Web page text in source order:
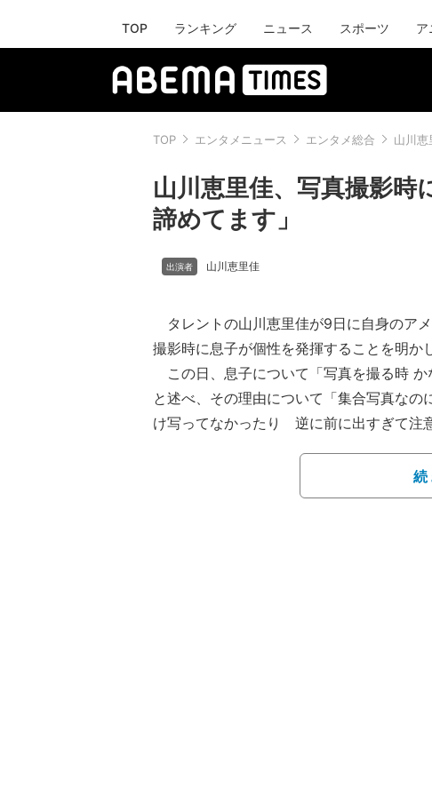
TOP ランキング ニュース スポーツ ア
TOP エンタメニュース エンタメ総合 山川恵
山川恵里佳、写真撮影時
諦めてます」
山川恵里佳
タレントの山川恵里佳が9日に自身のア
撮影時に息子が個性を発揮することを明か
この日、息子について「写真を撮る時 か
と述べ、その理由について「集合写真なの
け写ってなかったり 逆に前に出すぎて注
さらに「息子が近寄りすぎてます笑」と